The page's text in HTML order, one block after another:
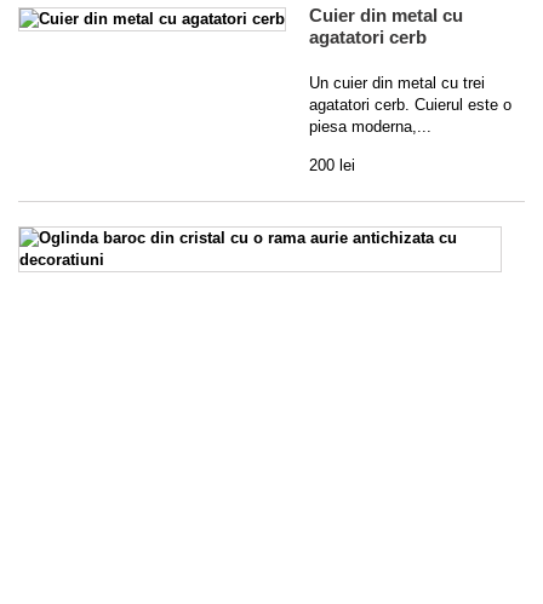
Cuier din metal cu
agatatori cerb
Un cuier din metal cu trei
agatatori cerb. Cuierul este o
piesa moderna,...
200 lei